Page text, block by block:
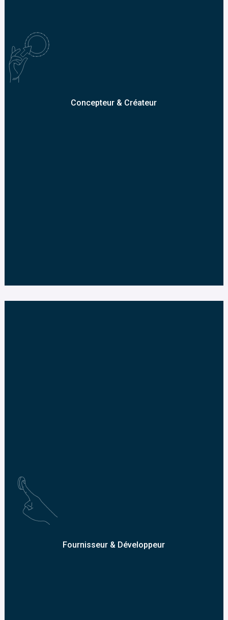
Concepteur & Créateur
Fournisseur & Développeur